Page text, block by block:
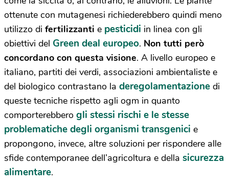
ottenute con mutagenesi richiederebbero quindi meno
utilizzo di fertilizzanti e pesticidi in linea con gli
obiettivi del Green deal europeo. Non tutti però
concordano con questa visione. A livello europeo e
italiano, partiti dei verdi, associazioni ambientaliste e
del biologico contrastano la deregolamentazione di
queste tecniche rispetto agli ogm in quanto
comporterebbero gli stessi rischi e le stesse
problematiche degli organismi transgenici e
propongono, invece, altre soluzioni per rispondere alle
sfide contemporanee dell’agricoltura e della sicurezza
alimentare.